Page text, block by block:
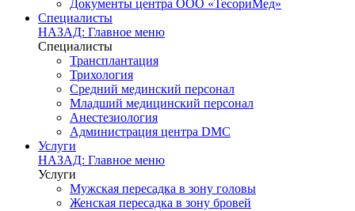
Документы центра ООО «ТесориМед»
Специалисты
НАЗАД: Главное меню
Специалисты
Трансплантация
Трихология
Средний мединский персонал
Младший медицинский персонал
Анестезиология
Администрация центра DMC
Услуги
НАЗАД: Главное меню
Услуги
Мужская пересадка в зону головы
Женская пересадка в зону бровей